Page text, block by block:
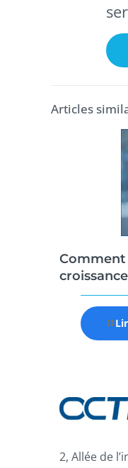
Articles
Comment
2, Allée de